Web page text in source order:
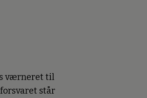
værneret til
står